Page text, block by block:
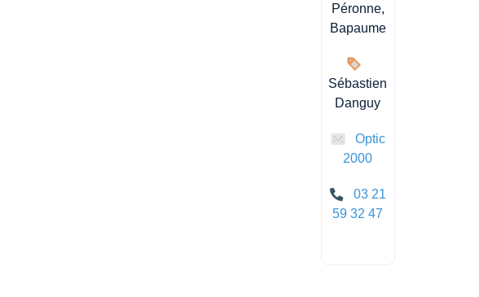
Péronne,
Bapaume
Sébastien
Danguy
Optic
2000
03 21
59 32 47